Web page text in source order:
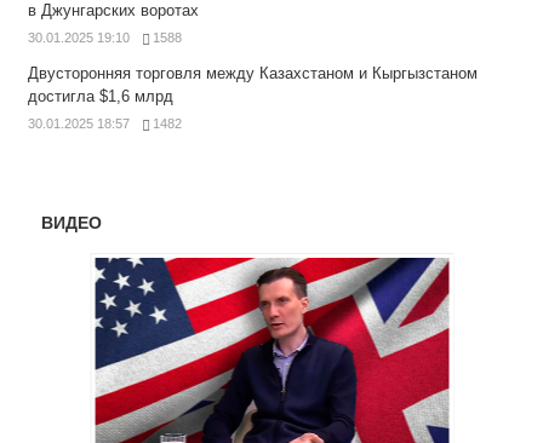
в Джунгарских воротах
30.01.2025 19:10 1588
Двусторонняя торговля между Казахстаном и Кыргызстаном
достигла $1,6 млрд
30.01.2025 18:57 1482
ВИДЕО